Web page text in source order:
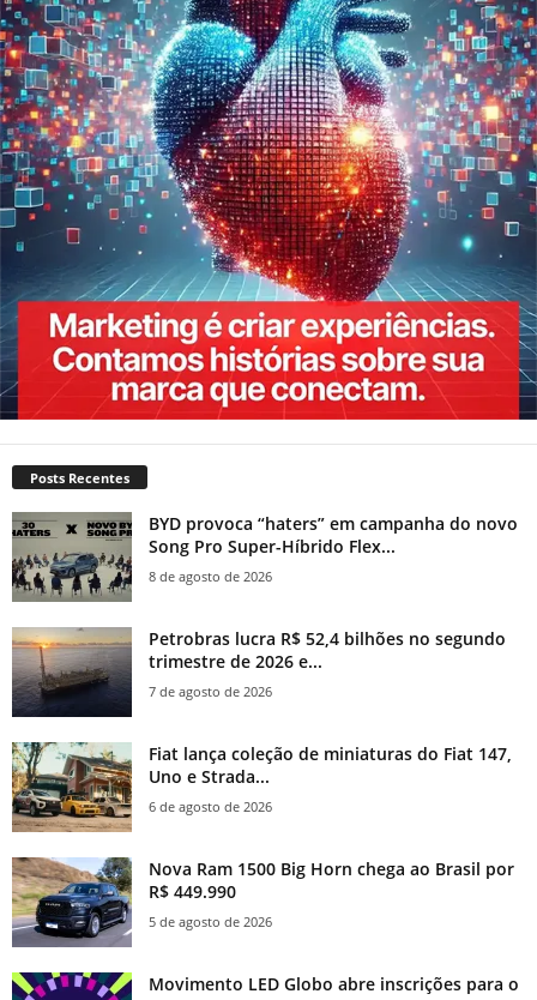
Posts Recentes
BYD provoca “haters” em campanha do novo
Song Pro Super-Híbrido Flex...
8 de agosto de 2026
Petrobras lucra R$ 52,4 bilhões no segundo
trimestre de 2026 e...
7 de agosto de 2026
Fiat lança coleção de miniaturas do Fiat 147,
Uno e Strada...
6 de agosto de 2026
Nova Ram 1500 Big Horn chega ao Brasil por
R$ 449.990
5 de agosto de 2026
Movimento LED Globo abre inscrições para o